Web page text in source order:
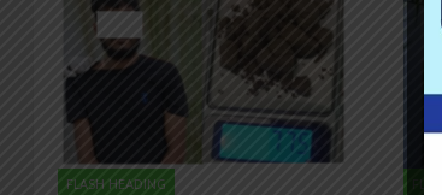
FLASH HEADING